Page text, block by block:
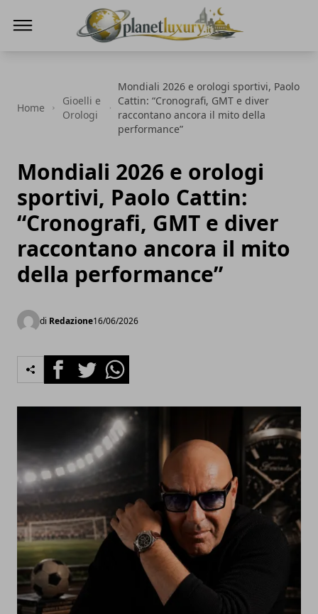
Home
Gioelli e
Orologi
Mondiali 2026 e orologi sportivi, Paolo
Cattin: “Cronografi, GMT e diver
raccontano ancora il mito della
performance”
Mondiali 2026 e orologi
sportivi, Paolo Cattin:
“Cronografi, GMT e diver
raccontano ancora il mito
della performance”
di Redazione16/06/2026
FacebookTwitterWhatsapp